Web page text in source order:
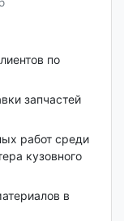
по
запчастей
работ среди
кузовного
в